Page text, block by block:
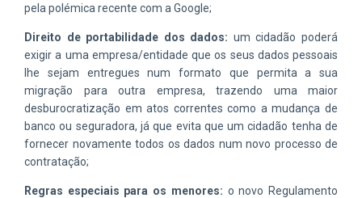
pela polémica recente com a Google;
Direito de portabilidade dos dados: um cidadão poderá
exigir a uma empresa/entidade que os seus dados pessoais
lhe sejam entregues num formato que permita a sua
migração para outra empresa, trazendo uma maior
desburocratização em atos correntes como a mudança de
banco ou seguradora, já que evita que um cidadão tenha de
fornecer novamente todos os dados num novo processo de
contratação;
Regras especiais para os menores: o novo Regulamento